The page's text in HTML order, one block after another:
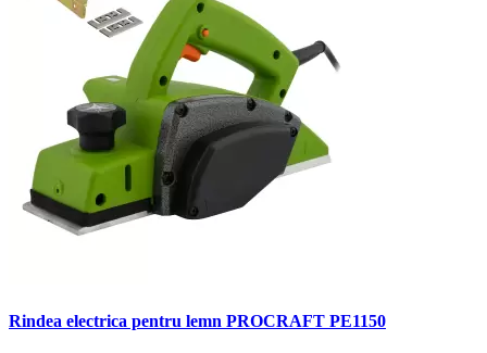
Rindea electrica pentru lemn PROCRAFT PE1150